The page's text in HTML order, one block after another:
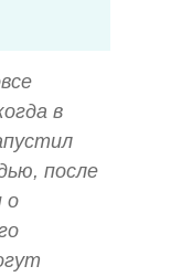
в
после
о